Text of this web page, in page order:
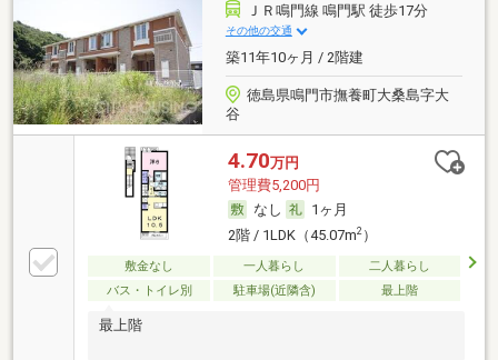
ＪＲ鳴門線 鳴門駅 徒歩17分
その他の交通
築11年10ヶ月 / 2階建
徳島県鳴門市撫養町大桑島字大
谷
4.70万円
管理費5,200円
なし
1ヶ月
2階 / 1LDK（45.07m2）
敷金なし 一人暮らし
二人暮らし
バス・トイレ別
駐車場(近隣含) 最上階
最上階